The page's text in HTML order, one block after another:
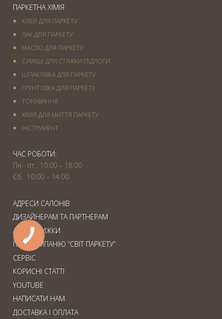
ПАРКЕТНА ХІМІЯ
КЛЕЙ ДЛЯ ПАРКЕТУ
ЛАК ДЛЯ ПАРКЕТУ
МАСЛО ДЛЯ ПАРКЕТУ
СУМІШІ ДЛЯ СТЯЖКИ ПІДЛОГИ
ШПАКЛІВКА ДЛЯ ПАРКЕТУ
ГРУНТОВКА ДЛЯ ПАРКЕТУ
ТОНУВАННЯ
ХІМІЯ ДЛЯ МИТТЯ ПАРКЕТУ
IНСТРУМЕНТ
ЧАС РОБОТИ:
Пн.- пт.: 10:00 – 18:00
Сб.: 10:00 – 14:00
АДРЕСИ САЛОНІВ
ДИЗАЙНЕРАМ ТА ПАРТНЕРАМ
АКЦІЇ. ЗНИЖКИ
ПРО КОМПАНІЮ “СВІТ ПАРКЕТУ”
СЕРВІС
КОРИСНІ СТАТТІ
YOUTUBE
НАПИСАТИ НАМ
ДОСТАВКА І ОПЛАТА